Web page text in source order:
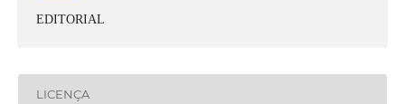
EDITORIAL
LICENÇA